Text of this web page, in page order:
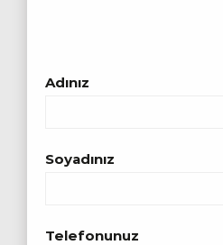
Adınız
Soyadınız
Telefonunuz